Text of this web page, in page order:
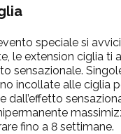
speciale si
le extension ciglia ti
sensazionale.
incollate alle ciglia
dall’effetto
fino a 8 settimane.